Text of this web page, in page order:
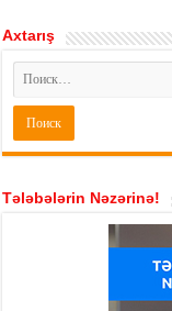
Axtarış
Tələbələrin Nəzərinə!